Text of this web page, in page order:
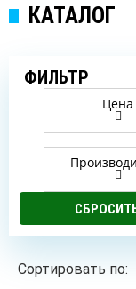
КАТАЛОГ
ФИЛЬТР
Цена
Сортировать по: